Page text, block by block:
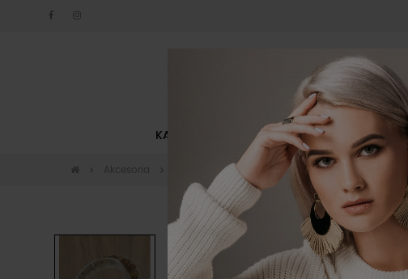
KATEGORIE NOWOŚCI
Bransoletka Amber By o la la...!
-10%